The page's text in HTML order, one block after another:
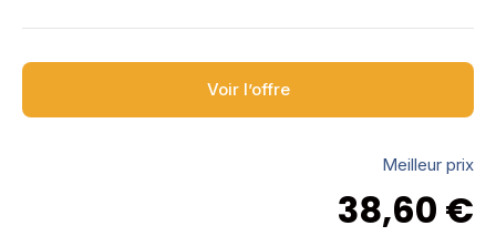
Voir l’offre
Meilleur prix
38,60 €